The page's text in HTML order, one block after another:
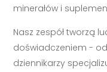
minerałów i
Nasz zespół tworzą
doświadczeniem -
dziennikarzy